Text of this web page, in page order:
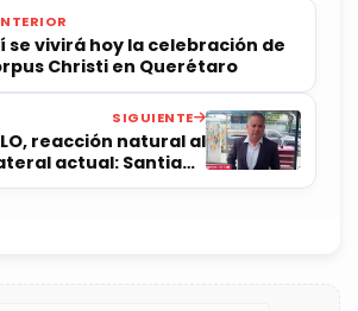
se vivirá hoy la celebración de
Christi en Querétaro
SIGUIENTE
reacción natural al
actual: Santiago
Nieto